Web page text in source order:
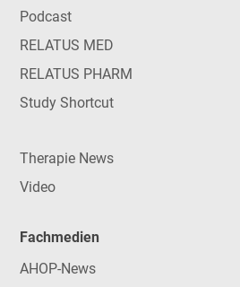
Podcast
RELATUS MED
RELATUS PHARM
Study Shortcut
Therapie News
Video
Fachmedien
AHOP-News